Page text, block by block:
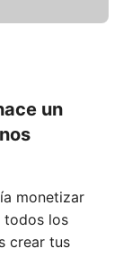
un
monetizar
todos los
crear tus